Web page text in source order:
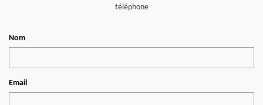
téléphone
Nom
Email